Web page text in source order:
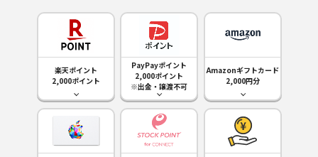
楽天ポイント
2,000ポイント
PayPayポイント
2,000ポイント
※出金・譲渡不可
Amazonギフトカード
2,000円分